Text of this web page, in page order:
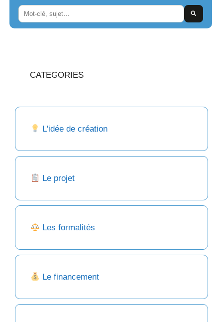
CATEGORIES
L'idée de création
Le projet
Les formalités
Le financement